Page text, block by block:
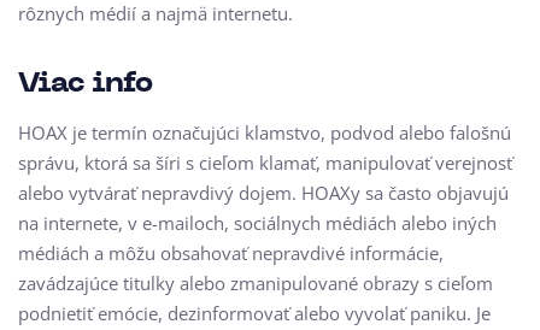
rôznych médií a najmä internetu.
Viac info
HOAX je termín označujúci klamstvo, podvod alebo falošnú
správu, ktorá sa šíri s cieľom klamať, manipulovať verejnosť
alebo vytvárať nepravdivý dojem. HOAXy sa často objavujú
na internete, v e-mailoch, sociálnych médiách alebo iných
médiách a môžu obsahovať nepravdivé informácie,
zavádzajúce titulky alebo zmanipulované obrazy s cieľom
podnietiť emócie, dezinformovať alebo vyvolať paniku. Je